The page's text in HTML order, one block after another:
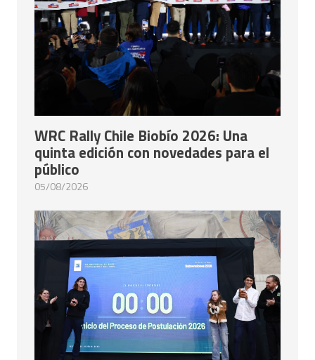
WRC Rally Chile Biobío 2026: Una
quinta edición con novedades para el
público
05/08/2026